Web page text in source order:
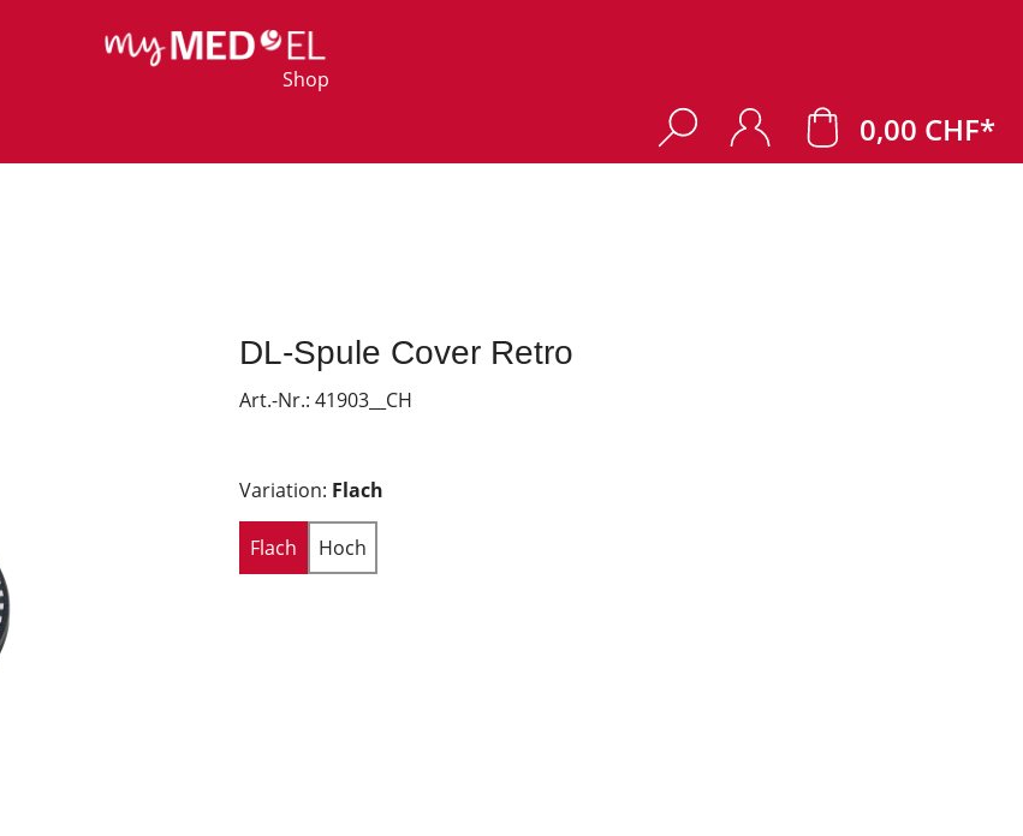
Shop
0,00 CHF*
DL-Spule Cover Retro
Art.-Nr.: 41903__CH
Variation: Flach
Flach Hoch